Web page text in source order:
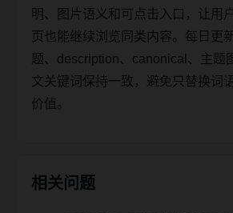
明、图片语义和可点击入口，让用
页也能继续浏览同类内容。每日更
题、description、canonical、主题
文关键词保持一致，避免只替换词
价值。
相关问题